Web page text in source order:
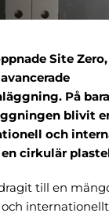
Site
På
blivit
och
cirkulär
till en